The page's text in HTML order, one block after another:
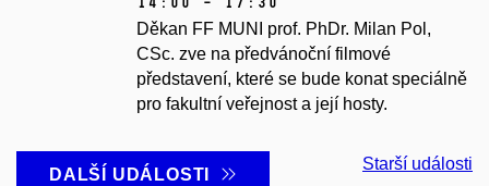
Děkan FF MUNI prof. PhDr. Milan Pol,
CSc. zve na předvánoční filmové
představení, které se bude konat speciálně
pro fakultní veřejnost a její hosty.
DALŠÍ UDÁLOSTI
Starší události